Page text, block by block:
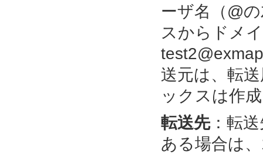
ーザ名（@
スからドメ
送元は、転
ックスは作
転送先： 転
ある場合は